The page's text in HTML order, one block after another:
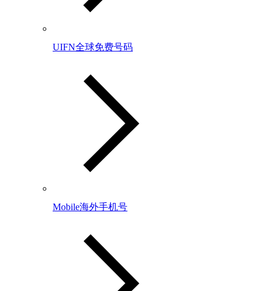
UIFN全球免费号码
Mobile海外手机号